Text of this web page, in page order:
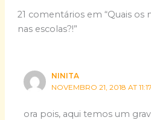
21 comentários em “Quais os
nas escolas?!”
NINITA
NOVEMBRO 21, 2018 AT
ora pois, aqui temos um